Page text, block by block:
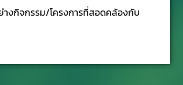
างกิจกรรม/โครงการที่สอดคล้องกับ